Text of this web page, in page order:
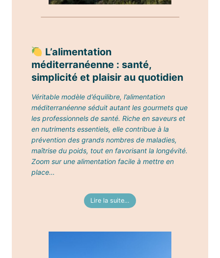
L’alimentation
méditerranéenne : santé,
simplicité et plaisir au quotidien
Véritable modèle d’équilibre, l’alimentation
méditerranéenne séduit autant les gourmets que
les professionnels de santé. Riche en saveurs et
en nutriments essentiels, elle contribue à la
prévention des grands nombres de maladies,
maîtrise du poids, tout en favorisant la longévité.
Zoom sur une alimentation facile à mettre en
place…
Lire la suite…